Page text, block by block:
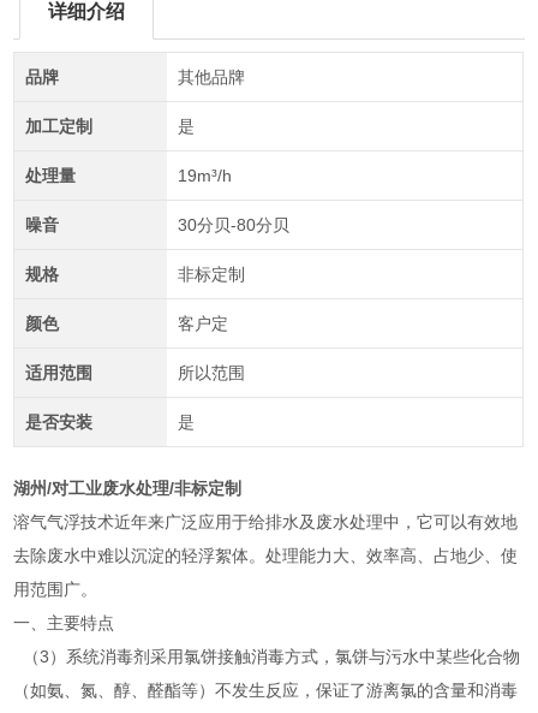
详细介绍
品牌 其他品牌
加工定制 是
处理量 19m³/h
噪音 30分贝-80分贝
规格 非标定制
颜色 客户定
适用范围 所以范围
是否安装 是
湖州/对工业废水处理/非标定制
溶气气浮技术近年来广泛应用于给排水及废水处理中，它可以有效地
去除废水中难以沉淀的轻浮絮体。处理能力大、效率高、占地少、使
用范围广。
一、主要特点
（3）系统消毒剂采用氯饼接触消毒方式，氯饼与污水中某些化合物
（如氨、氮、醇、醛酯等）不发生反应，保证了游离氯的含量和消毒